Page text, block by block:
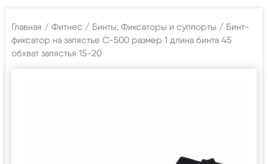
Главная / Фитнес / Бинты, Фиксаторы и суппорты / Бинт-
фиксатор на запястье С-500 размер 1 длина бинта 45
обхват запястья 15-20